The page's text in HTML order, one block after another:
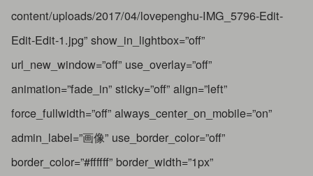
content/uploads/2017/04/lovepenghu-IMG_5796-Edit-
Edit-Edit-1.jpg” show_in_lightbox=”off”
url_new_window=”off” use_overlay=”off”
animation=”fade_in” sticky=”off” align=”left”
force_fullwidth=”off” always_center_on_mobile=”on”
admin_label=”画像” use_border_color=”off”
border_color=”#ffffff” border_width=”1px”